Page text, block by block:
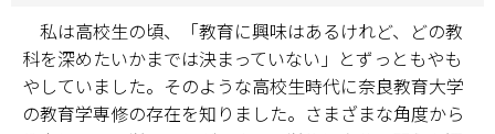
私は高校生の頃、「教育に興味はあるけれど、どの教
科を深めたいかまでは決まっていない」とずっともやも
やしていました。そのような高校生時代に奈良教育大学
の教育学専修の存在を知りました。さまざまな角度から